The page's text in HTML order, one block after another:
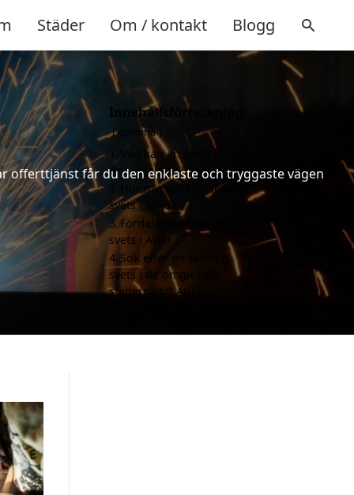
Städer Om / kontakt Blogg
offerttjänst får du den enklaste och tryggaste vägen
Innehållsförteckning
gömma
Vad kan en svets i
Arild hjälpa till med?
Hur mycket kostar en
svets i Arild?
3 Fördelar med att välja
svets i Arild
4 Sök efter en skicklig
svets i de omgivande
städerna till Arild